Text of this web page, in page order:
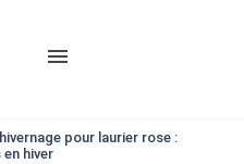
menu
pour laurier rose :
hiver